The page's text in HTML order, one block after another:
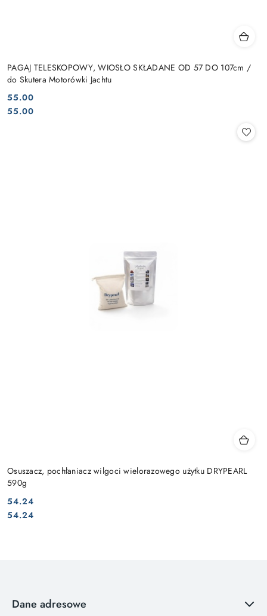
PAGAJ TELESKOPOWY, WIOSŁO SKŁADANE OD 57 DO 107cm /
do Skutera Motorówki Jachtu
Cena:
55.00
Cena:
55.00
Osuszacz, pochłaniacz wilgoci wielorazowego użytku DRYPEARL
590g
Cena:
54.24
Cena:
54.24
Dane adresowe